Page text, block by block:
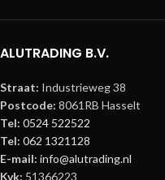
ALUTRADING B.V.
Straat: Industrieweg 38
Postcode: 8061RB Hasselt
Tel: 0524 522522
Tel: 062 1321128
E-mail: info@alutrading.nl
Kvk: 51366223